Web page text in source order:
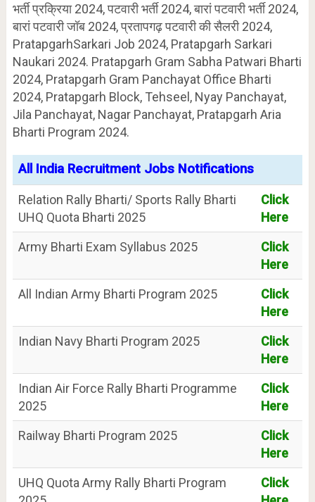
भर्ती प्रक्रिया 2024, पटवारी भर्ती 2024, बारां पटवारी भर्ती 2024,
बारां पटवारी जॉब 2024, प्रतापगढ़ पटवारी की सैलरी 2024,
PratapgarhSarkari Job 2024, Pratapgarh Sarkari
Naukari 2024. Pratapgarh Gram Sabha Patwari Bharti
2024, Pratapgarh Gram Panchayat Office Bharti
2024, Pratapgarh Block, Tehseel, Nyay Panchayat,
Jila Panchayat, Nagar Panchayat, Pratapgarh Aria
Bharti Program 2024.
All India Recruitment Jobs Notifications
Relation Rally Bharti/ Sports Rally Bharti
UHQ Quota Bharti 2025
Click
Here
Army Bharti Exam Syllabus 2025
Click
Here
All Indian Army Bharti Program 2025
Click
Here
Indian Navy Bharti Program 2025
Click
Here
Indian Air Force Rally Bharti Programme
2025
Click
Here
Railway Bharti Program 2025
Click
Here
UHQ Quota Army Rally Bharti Program
Click